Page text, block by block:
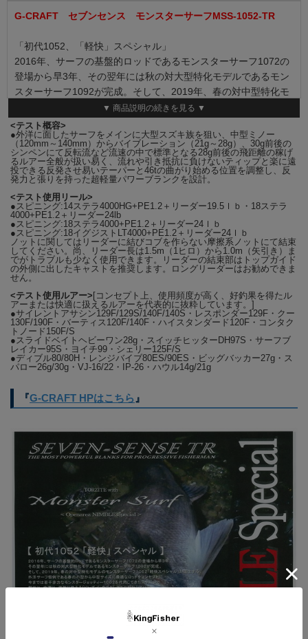
G-CRAFT セブンセンス モンスターサーフMSS-1052-TR
「初代1052、「軽快」スペシャル」
2016年、サーフの基盤的ロッドであるモンスターサーフ1072の
登場から早3年、その翌年には秋の対大型特化モデルであるモン
スターサーフ1092が完成。そして、2019年、春の対中型特化モ
デルのモンスターサーフ1052「軽快スペシャル」が誕生する。
外洋サーフ恒例である春の小型から中型サイズに最適なロッドを
コンセプトに今までは若干非力なモンスタージェッティー1002
を代用してきたステージで軽快に、快適に、俊敏に扱える「ドン
ズバ」のブランクスに設計している。「ある一定のルアーやアク
ションにのみ驚異的に魚が反応する」という状況を経験したこｔ
のあるアングラーなら理解できると思うが、その場合、その状況
にルアーやアクションが抜群に合っているロッドには釣果が極端
に変わり、釣り負ける場合が往々にして存在し、その時に使用し
ているロッドの差がルアーMAXにしてたったの「2g」だったり
するのである。モンスターサーフ1052はMAXルアーウエイトに
してモンスタージェッティー1002よりも+2g、モンスターサーフ
味した上で開発者目線で言えば全く違うと断言する。そしてもう
一つ、恐らく多くのアングラーは「ルアーウエイト＝飛距離」と
考えていると思う。G-CRAFTのロッドが何故、近似ウエイトの
ロッドで細分化を図っているのか？それは開発理念の一つに「ア
ングラー個々の技量・体力の限界点に合わせる為」という理由が
が、自身の技量を無視し、周囲の意見や情報だけでロッドを選ん
だ場合、ロッドが振り抜けず、反発させられない状況では確実に
「細分化故に存在する個々の快適性」である。このモンスターサ
ーフ1052「軽快スペシャル」で軽量ルアー、軽量ロッド故に行
えるロッドアクションとジグ42gフルキャストで得られる驚異的
で爽快な飛距離を広大な外洋サーフで思う存分体感して頂きた
い。
【MSS-1052-TR】
●Length ： 10’5” 2pcs ●SPINNING MODEL
●Lure max ： 42ｇ ●Lure best ： M23/V28g●Line max ：
PE1.5 ●Rod wt ： 174g
ご不明な点等御座いましたら御気軽にお問い合わせ下さい。
▼ 商品説明の続きを見る ▼
<テスト概容>
●外洋に面したサーフをメインに大型スズキ族を狙い、中型ミノー
（120mm～140mm）からバイブレーション（21g～28g）、30g前後の
シンペンにて反転流など流速の中で標準となる28g前後の飛距離の稼げ
るルアー全般が扱い易く、流れや引き抵抗に負けないティップと楽に遠
投できる反発させ易いテーパーと46tの曲がり始める位置を調整し、反
発力と張りを持った超軽量パワーブランクを設計。
<テスト使用リール>
●スピニング:14ステラ4000HG+PE1.2＋リーダー19.5ｌｂ・18ステラ
4000+PE1.2＋リーダー24lb
●スピニング:18ステラ4000+PE1.2＋リーダー24ｌｂ
●スピニング:18イグジストLT4000+PE1.2＋リーダー24ｌｂ
ノットに関してはリーダーに結びコブを作らない摩擦系ノットにて結束
してください。尚、リーダー長は1.5m（1ヒロ）から1.0m（矢引き）ま
でがトラブルも少なく使用できます。リーダーの結束部はトップガイド
の外側に出したキャストを推奨します。ロングリーダーはお勧めできま
せん。
<テスト使用ルアー> [コンセプト上、使用頻度が高く、好釣果を得たル
アーまたは快適に扱えるルアーを代表的に抜粋しています。]
●サイレントアサシン129F/129S/140F/140S・レスポンダー129F・クー
130F/190F・バーティス120F/140F・ハイスタンダード120F・コンタク
トノード150F/S
●スライドベイトヘビーワン28g・スイッチヒッターDH97S・サーフブ
レイカー95S・ヨイチ99・シェリー125F/S
●ディブル80/80H・レンジバイブ80ES/90ES・ビッグバッカー27g・ス
パロー26g/30g・VJ-16/22・IP-26・ハウル14g/21g
『G-CRAFT HPはこちら 』